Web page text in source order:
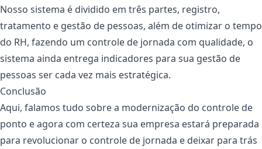
Nosso sistema é dividido em três partes, registro,
tratamento e gestão de pessoas, além de otimizar o tempo
do RH, fazendo um controle de jornada com qualidade, o
sistema ainda entrega indicadores para sua gestão de
pessoas ser cada vez mais estratégica.
Conclusão
Aqui, falamos tudo sobre a modernização do controle de
ponto e agora com certeza sua empresa estará preparada
para revolucionar o controle de jornada e deixar para trás